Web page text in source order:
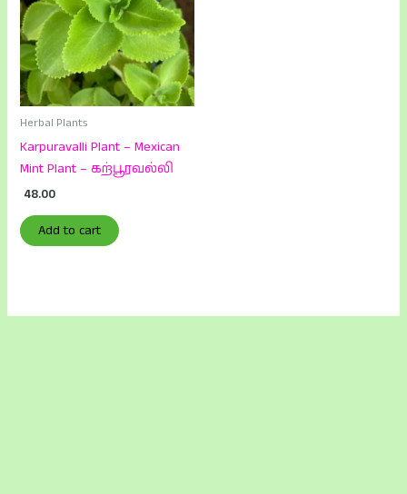
Herbal Plants
Karpuravalli Plant – Mexican
Mint Plant – கற்பூரவல்லி
48.00
Add to cart